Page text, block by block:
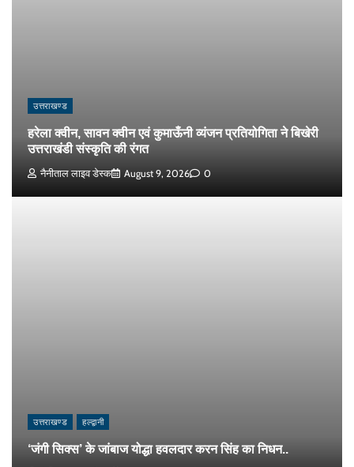
उत्तराखण्ड
हरेला क्वीन, सावन क्वीन एवं कुमाऊँनी व्यंजन प्रतियोगिता ने बिखेरी
उत्तराखंडी संस्कृति की रंगत
नैनीताल लाइव डेस्क August 9, 2026 0
उत्तराखण्ड हल्द्वानी
‘जंगी सिक्स’ के जांबाज योद्धा हवलदार करन सिंह का निधन..